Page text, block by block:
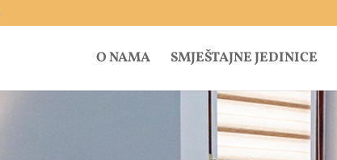
O NAMA SMJEŠTAJNE JEDINICE